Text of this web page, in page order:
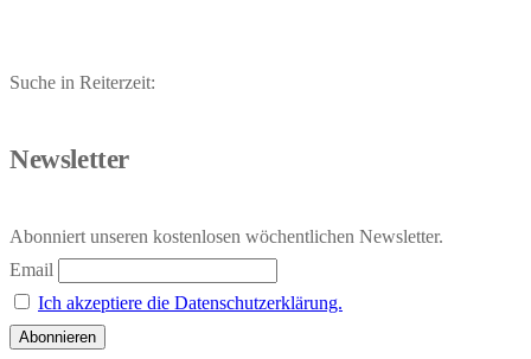
Suche in Reiterzeit:
Newsletter
Abonniert unseren kostenlosen wöchentlichen Newsletter.
Email
Ich akzeptiere die Datenschutzerklärung.